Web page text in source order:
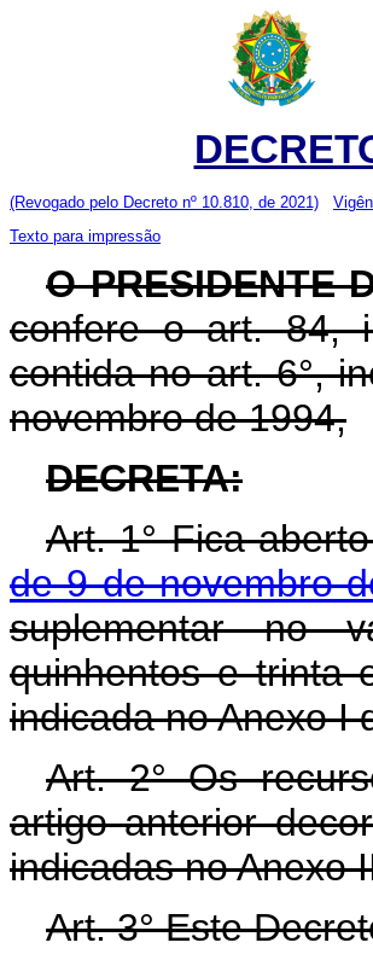
(Revogado pelo Decreto nº 10.810, de 2021)
Texto para impressão
O PRESIDENTE
confere o art. 84,
contida no art. 6°,
novembro de 1994,
DECRETA:
Art. 1° Fica
de 9 de novembro
suplementar no
quinhentos e trinta
indicada no Anexo I
Art. 2° Os
artigo anterior
indicadas no Anexo
Art. 3° Este